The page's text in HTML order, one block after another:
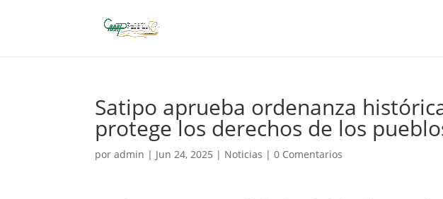
Satipo aprueba ordenanza
protege los derechos de los
poradmin | Jun 24, 2025 | Noticias |0 Comentarios